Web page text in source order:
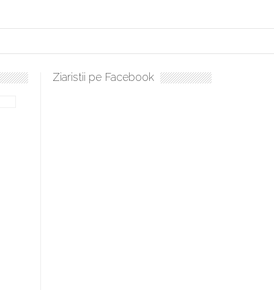
sculați, boieri mari! Sara Nukina are nevoie de ajutorul nostru!
Ziaristii pe Facebook